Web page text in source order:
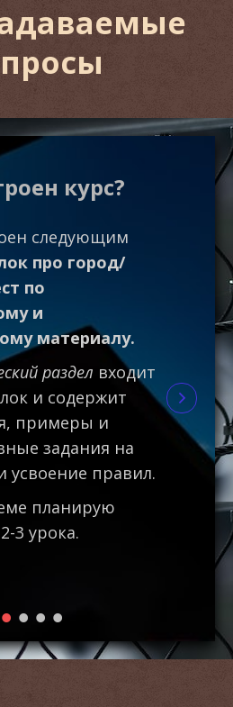
курс?
следующим
про город/
по
и
материалу.
раздел входит
и содержит
примеры и
задания на
усвоение правил.
планирую
3 урока.
свою